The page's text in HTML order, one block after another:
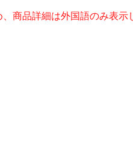
商品詳細は外国語のみ表示